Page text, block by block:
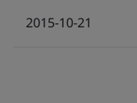
2015-10-21